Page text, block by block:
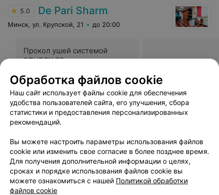
5.0 De Pari Sharm
Минск, ул. Крупской, 21 до 20:00
Прокол ушей системой
STUDEX 75
Цена по запросу
Все цены
Отзыв. Я- постоянный клиент салона "Де Пари Шарм".
Отличная команда мастеров. Уютная атмосфера.
Дизайн, удобство парковки, цены - все хорошо.
Рекомендую.
Обработка файлов cookie
Наш сайт использует файлы cookie для обеспечения
удобства пользователей сайта, его улучшения, сбора
статистики и предоставления персонализированных
рекомендаций.
Вы можете настроить параметры использования файлов
cookie или изменить свое согласие в более позднее время.
Для получения дополнительной информации о целях,
сроках и порядке использования файлов cookie вы
можете ознакомиться с нашей Политикой обработки
файлов cookie